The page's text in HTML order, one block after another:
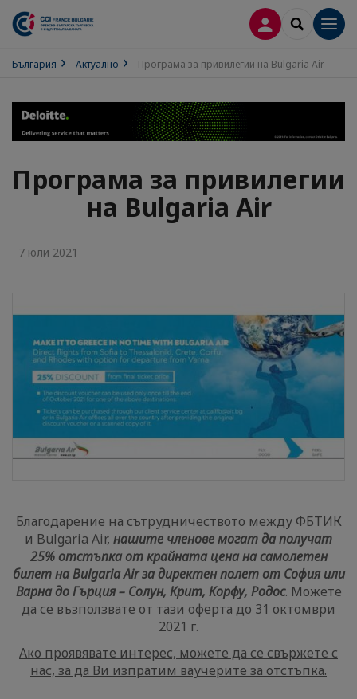
ВХОД ВSEARCH
България Актуално Програма за привилегии на Bulgaria Air
Програма за привилегии
на Bulgaria Air
7 юли 2021
Благодарение на сътрудничеството между ФБТИК
и Bulgaria Air, нашите членове могат да получат
25% отстъпка от крайната цена на самолетен
билет на Bulgaria Air за директен полет от София или
Варна до Гърция – Солун, Крит, Корфу, Родос. Можете
да се възползвате от тази оферта до 31 октомври
2021 г.
Ако проявявате интерес, можете да се свържете с
нас, за да Ви изпратим ваучерите за отстъпка.